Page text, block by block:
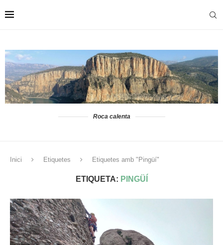
Roca calenta
Inici Etiquetes Etiquetes amb "Pingüí"
ETIQUETA: PINGÜÍ